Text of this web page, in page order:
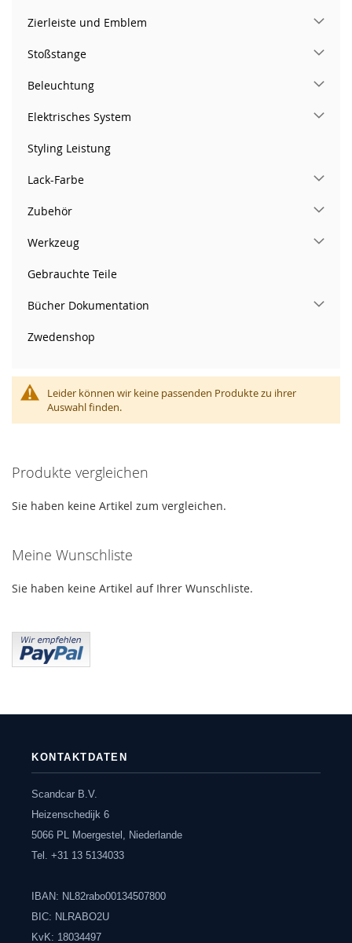
Leider können wir keine passenden Produkte zu ihrer
Auswahl finden.
Zierleiste und Emblem
Stoßstange
Beleuchtung
Elektrisches System
Styling Leistung
Lack-Farbe
Zubehör
Werkzeug
Gebrauchte Teile
Bücher Dokumentation
Zwedenshop
Produkte vergleichen
Sie haben keine Artikel zum vergleichen.
Meine Wunschliste
Sie haben keine Artikel auf Ihrer Wunschliste.
KONTAKTDATEN
Scandcar B.V.
Heizenschedijk 6
5066 PL Moergestel, Niederlande
Tel. +31 13 5134033
IBAN: NL82rabo00134507800
BIC: NLRABO2U
KvK: 18034497